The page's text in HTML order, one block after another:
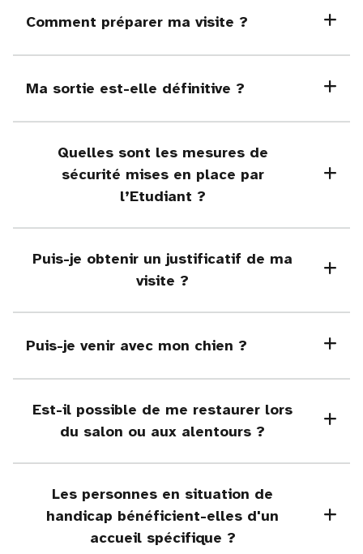
Comment préparer ma visite ?
Ma sortie est-elle définitive ?
Quelles sont les mesures de
sécurité mises en place par
l’Etudiant ?
Puis-je obtenir un justificatif de ma
visite ?
Puis-je venir avec mon chien ?
Est-il possible de me restaurer lors
du salon ou aux alentours ?
Les personnes en situation de
handicap bénéficient-elles d'un
accueil spécifique ?